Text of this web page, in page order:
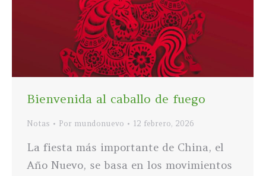
Bienvenida al caballo de fuego
Notas Por mundonuevo 12 febrero, 2026
La fiesta más importante de China, el
Año Nuevo, se basa en los movimientos